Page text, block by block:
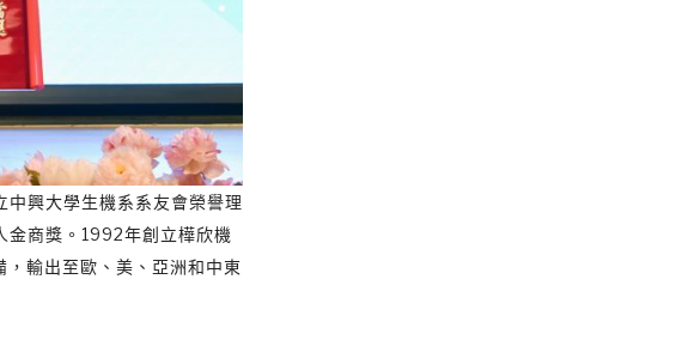
興大學生機系系友會榮譽理
金商獎。1992年創立樺欣機
輸出至歐、美、亞洲和中東